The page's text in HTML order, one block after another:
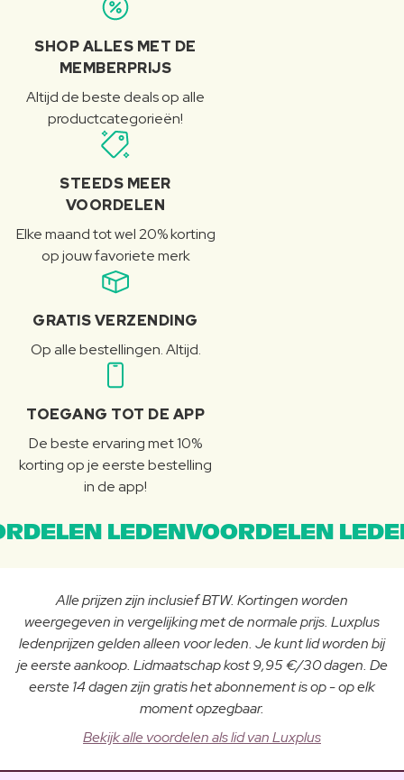
SHOP ALLES MET DE
MEMBERPRIJS
Altijd de beste deals op alle
productcategorieën!
STEEDS MEER
VOORDELEN
Elke maand tot wel 20% korting
op jouw favoriete merk
GRATIS VERZENDING
Op alle bestellingen. Altijd.
TOEGANG TOT DE APP
De beste ervaring met 10%
korting op je eerste bestelling
in de app!
LEDENVOORDELEN
Alle prijzen zijn inclusief BTW. Kortingen worden
weergegeven in vergelijking met de normale prijs. Luxplus
ledenprijzen gelden alleen voor leden. Je kunt lid worden bij
je eerste aankoop. Lidmaatschap kost 9,95 €/30 dagen. De
eerste 14 dagen zijn gratis het abonnement is op - op elk
moment opzegbaar.
Bekijk alle voordelen als lid van Luxplus